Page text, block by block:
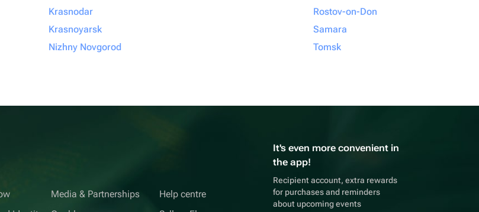
Krasnodar
Krasnoyarsk
Nizhny Novgorod
Rostov-on-Don
Samara
Tomsk
Media & Partnerships
Help centre
It's even more convenient in
the app!
Recipient account, extra rewards
for purchases and reminders
about upcoming events